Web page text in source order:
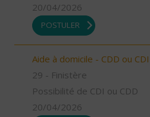
20/04/2026
POSTULER
Aide à domicile - CDD ou
29 - Finistère
Possibilité de CDI ou CDD
20/04/2026